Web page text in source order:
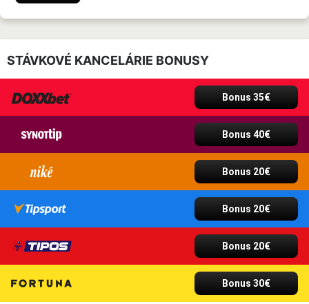
STÁVKOVÉ KANCELÁRIE BONUSY
Bonus 35€
Bonus 40€
Bonus 20€
Bonus 20€
Bonus 20€
Bonus 30€